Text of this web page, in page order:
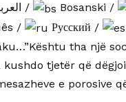
/ Bosanski /
/ Русский /
tha një
tjetër që
e porosive